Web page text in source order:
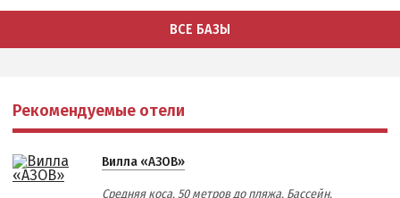
ВСЕ БАЗЫ
Рекомендуемые отели
Вилла «АЗОВ»
Средняя коса. 50 метров до пляжа. Бассейн.